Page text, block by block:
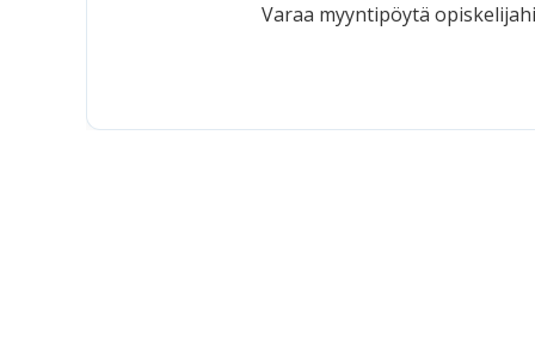
Varaa myyntipöytä